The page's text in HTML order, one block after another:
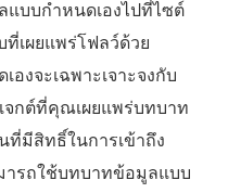
แบบกำหนดเองไปที่ไซต์
ที่เผยแพร่โฟลว์ด้วย
งจะเฉพาะเจาะจงกับ
จกต์ที่คุณเผยแพร่บทบาท
มีสิทธิ์ในการเข้าถึง
ารถใช้บทบาทข้อมูลแบบ